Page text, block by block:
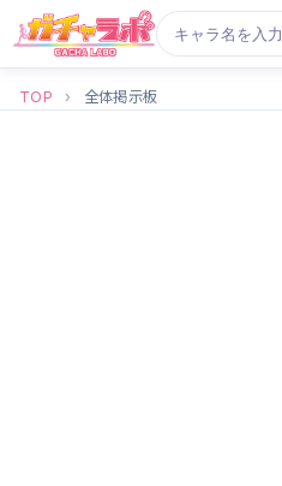
TOP › 全体掲示板